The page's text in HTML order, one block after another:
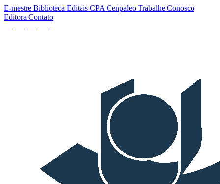
E-mestre Biblioteca Editais CPA Cenpaleo Trabalhe Conosco
Editora Contato